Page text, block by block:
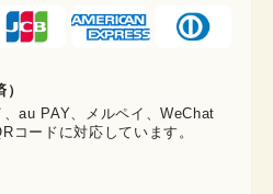
au PAY、メルペイ、WeChat
コードに対応しています。